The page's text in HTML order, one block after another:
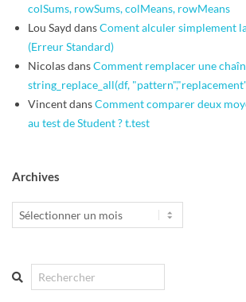
colSums, rowSums, colMeans, rowMeans
Lou Sayd dansComent alculer simplement la
(Erreur Standard)
NicolasdansComment remplacer une
string_replace_all(df,
VincentdansComment comparer deux
au test de Student ? t.test
Archives
Archives
Search